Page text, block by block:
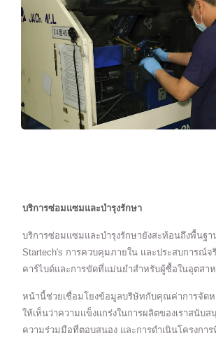
บริการซ่อมแซมและบำรุงรักษา
บริการซ่อมแซมและบำรุงรักษายังสะท้อนถึงพื้นฐา
Startech's การควบคุมภายใน และประสบการณ์จ
คาร์ไบด์และการขัดที่แม่นยำสำหรับผู้ซื้อในอุตสาห
หน้านี้ช่วยเชื่อมโยงข้อมูลบริษัทกับคุณค่าการจัดห
ให้เห็นว่าความแข็งแกร่งในการผลิตของเราสนั
ความร่วมมือที่ตอบสนอง และการดำเนินโครงการ